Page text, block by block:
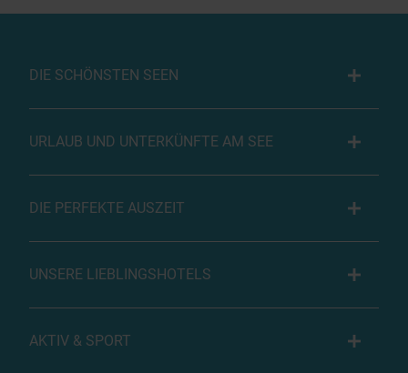
DIE SCHÖNSTEN SEEN
URLAUB UND UNTERKÜNFTE AM SEE
DIE PERFEKTE AUSZEIT
UNSERE LIEBLINGSHOTELS
AKTIV & SPORT